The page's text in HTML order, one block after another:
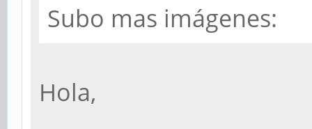
Subo mas imágenes:
Hola,